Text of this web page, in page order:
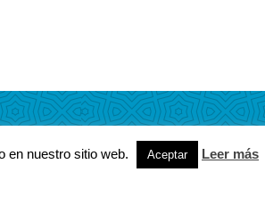
en nuestro sitio web. Aceptar Leer más